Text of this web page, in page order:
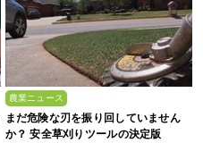
農業ニュース
まだ危険な刃を振り回していません
か？ 安全草刈りツールの決定版